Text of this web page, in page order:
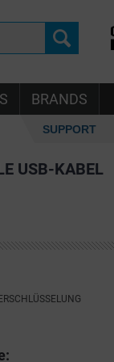
BRANDS
SUPPORT
USB-KABEL